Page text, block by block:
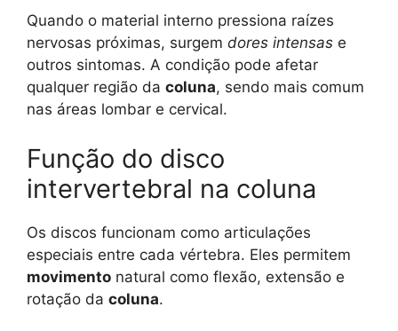
Quando o material interno pressiona raízes
nervosas próximas, surgem dores intensas e
outros sintomas. A condição pode afetar
qualquer região da coluna, sendo mais comum
nas áreas lombar e cervical.
Função do disco
intervertebral na coluna
Os discos funcionam como articulações
especiais entre cada vértebra. Eles permitem
movimento natural como flexão, extensão e
rotação da coluna.